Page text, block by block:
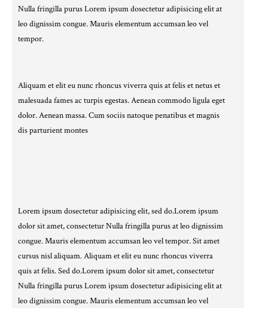
Nulla fringilla purus Lorem ipsum dosectetur adipisicing elit at
leo dignissim congue. Mauris elementum accumsan leo vel
tempor.
Aliquam et elit eu nunc rhoncus viverra quis at felis et netus et
malesuada fames ac turpis egestas. Aenean commodo ligula eget
dolor. Aenean massa. Cum sociis natoque penatibus et magnis
dis parturient montes
Lorem ipsum dosectetur adipisicing elit, sed do.Lorem ipsum
dolor sit amet, consectetur Nulla fringilla purus at leo dignissim
congue. Mauris elementum accumsan leo vel tempor. Sit amet
cursus nisl aliquam. Aliquam et elit eu nunc rhoncus viverra
quis at felis. Sed do.Lorem ipsum dolor sit amet, consectetur
Nulla fringilla purus Lorem ipsum dosectetur adipisicing elit at
leo dignissim congue. Mauris elementum accumsan leo vel